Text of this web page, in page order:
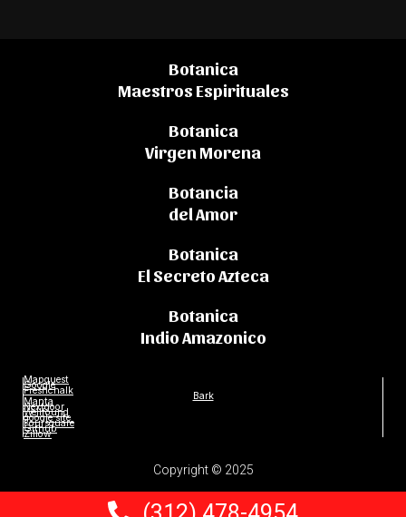
Botanica
Maestros Espirituales
Botanica
Virgen Morena
Botancia
del Amor
Botanica
El Secreto Azteca
Botanica
Indio Amazonico
Mapquest
Google
Freshchalk Bark
Manta
Nextdoor
Wellfound
google site
Foursquare
Github
Zillow
Copyright © 2025